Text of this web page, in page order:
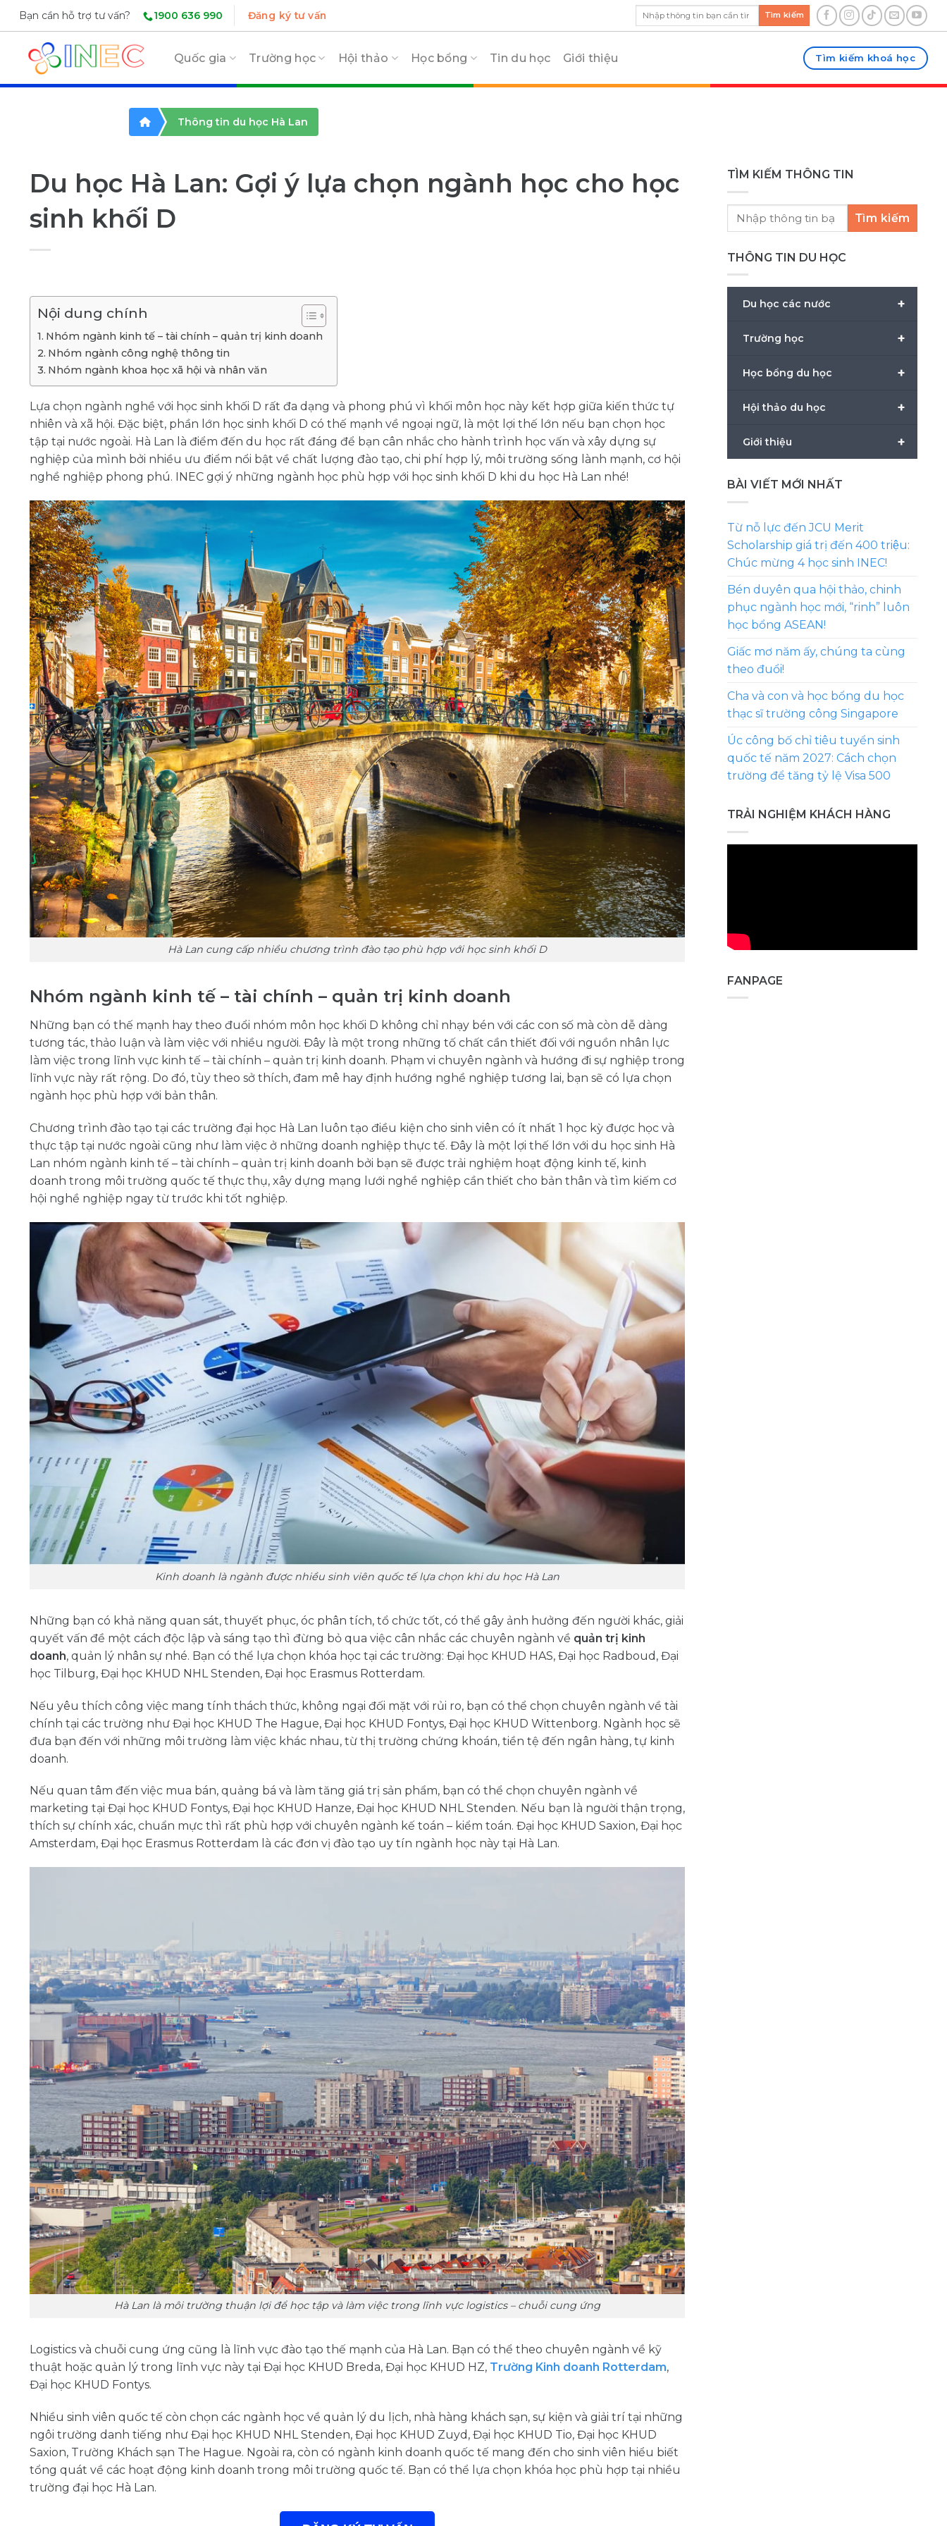
Skip
content
Bạn cần hỗ trợ tư vấn? 1900 636 990 Đăng ký tư vấn Tìm kiếm
Quốc gia Trường học Hội thảo Học bổng Tin du học Giới thiệu Tìm kiếm khoá học
Thông tin du học Hà Lan
Du học Hà Lan: Gợi ý lựa chọn ngành học cho học
sinh khối D
Nội dung chính
Nhóm ngành kinh tế – tài chính – quản trị kinh doanh
Nhóm ngành công nghệ thông tin
Nhóm ngành khoa học xã hội và nhân văn
Lựa chọn ngành nghề với học sinh khối D rất đa dạng và phong phú vì khối môn học này kết hợp giữa kiến thức tự
nhiên và xã hội. Đặc biệt, phần lớn học sinh khối D có thế mạnh về ngoại ngữ, là một lợi thế lớn nếu bạn chọn học
tập tại nước ngoài. Hà Lan là điểm đến du học rất đáng để bạn cân nhắc cho hành trình học vấn và xây dựng sự
nghiệp của mình bởi nhiều ưu điểm nổi bật về chất lượng đào tạo, chi phí hợp lý, môi trường sống lành mạnh, cơ hội
nghề nghiệp phong phú. INEC gợi ý những ngành học phù hợp với học sinh khối D khi du học Hà Lan nhé!
Hà Lan cung cấp nhiều chương trình đào tạo phù hợp với học sinh khối D
Nhóm ngành kinh tế – tài chính – quản trị kinh doanh
Những bạn có thế mạnh hay theo đuổi nhóm môn học khối D không chỉ nhạy bén với các con số mà còn dễ dàng
tương tác, thảo luận và làm việc với nhiều người. Đây là một trong những tố chất cần thiết đối với nguồn nhân lực
làm việc trong lĩnh vực kinh tế – tài chính – quản trị kinh doanh. Phạm vi chuyên ngành và hướng đi sự nghiệp trong
lĩnh vực này rất rộng. Do đó, tùy theo sở thích, đam mê hay định hướng nghề nghiệp tương lai, bạn sẽ có lựa chọn
ngành học phù hợp với bản thân.
Chương trình đào tạo tại các trường đại học Hà Lan luôn tạo điều kiện cho sinh viên có ít nhất 1 học kỳ được học và
thực tập tại nước ngoài cũng như làm việc ở những doanh nghiệp thực tế. Đây là một lợi thế lớn với du học sinh Hà
Lan nhóm ngành kinh tế – tài chính – quản trị kinh doanh bởi bạn sẽ được trải nghiệm hoạt động kinh tế, kinh
doanh trong môi trường quốc tế thực thụ, xây dựng mạng lưới nghề nghiệp cần thiết cho bản thân và tìm kiếm cơ
hội nghề nghiệp ngay từ trước khi tốt nghiệp.
Kinh doanh là ngành được nhiều sinh viên quốc tế lựa chọn khi du học Hà Lan
Những bạn có khả năng quan sát, thuyết phục, óc phân tích, tổ chức tốt, có thể gây ảnh hưởng đến người khác, giải
quyết vấn đề một cách độc lập và sáng tạo thì đừng bỏ qua việc cân nhắc các chuyên ngành về quản trị kinh
doanh, quản lý nhân sự nhé. Bạn có thể lựa chọn khóa học tại các trường: Đại học KHUD HAS, Đại học Radboud, Đại
học Tilburg, Đại học KHUD NHL Stenden, Đại học Erasmus Rotterdam.
Nếu yêu thích công việc mang tính thách thức, không ngại đối mặt với rủi ro, bạn có thể chọn chuyên ngành về tài
chính tại các trường như Đại học KHUD The Hague, Đại học KHUD Fontys, Đại học KHUD Wittenborg. Ngành học sẽ
đưa bạn đến với những môi trường làm việc khác nhau, từ thị trường chứng khoán, tiền tệ đến ngân hàng, tự kinh
doanh.
Nếu quan tâm đến việc mua bán, quảng bá và làm tăng giá trị sản phẩm, bạn có thể chọn chuyên ngành về
marketing tại Đại học KHUD Fontys, Đại học KHUD Hanze, Đại học KHUD NHL Stenden. Nếu bạn là người thận trọng,
thích sự chính xác, chuẩn mực thì rất phù hợp với chuyên ngành kế toán – kiểm toán. Đại học KHUD Saxion, Đại học
Amsterdam, Đại học Erasmus Rotterdam là các đơn vị đào tạo uy tín ngành học này tại Hà Lan.
Hà Lan là môi trường thuận lợi để học tập và làm việc trong lĩnh vực logistics – chuỗi cung ứng
Logistics và chuỗi cung ứng cũng là lĩnh vực đào tạo thế mạnh của Hà Lan. Bạn có thể theo chuyên ngành về kỹ
thuật hoặc quản lý trong lĩnh vực này tại Đại học KHUD Breda, Đại học KHUD HZ, Trường Kinh doanh Rotterdam,
Đại học KHUD Fontys.
Nhiều sinh viên quốc tế còn chọn các ngành học về quản lý du lịch, nhà hàng khách sạn, sự kiện và giải trí tại những
ngôi trường danh tiếng như Đại học KHUD NHL Stenden, Đại học KHUD Zuyd, Đại học KHUD Tio, Đại học KHUD
Saxion, Trường Khách sạn The Hague. Ngoài ra, còn có ngành kinh doanh quốc tế mang đến cho sinh viên hiểu biết
tổng quát về các hoạt động kinh doanh trong môi trường quốc tế. Bạn có thể lựa chọn khóa học phù hợp tại nhiều
trường đại học Hà Lan.
TÌM KIẾM THÔNG TIN
Tìm kiếm
THÔNG TIN DU HỌC
+
Du học các nước
+
Trường học
+
Học bổng du học
+
Hội thảo du học
+
Giới thiệu
BÀI VIẾT MỚI NHẤT
Từ nỗ lực đến JCU Merit
Scholarship giá trị đến 400 triệu:
Chúc mừng 4 học sinh INEC!
Bén duyên qua hội thảo, chinh
phục ngành học mới, “rinh” luôn
học bổng ASEAN!
Giấc mơ năm ấy, chúng ta cùng
theo đuổi!
Cha và con và học bổng du học
thạc sĩ trường công Singapore
Úc công bố chỉ tiêu tuyển sinh
quốc tế năm 2027: Cách chọn
trường để tăng tỷ lệ Visa 500
TRẢI NGHIỆM KHÁCH HÀNG
FANPAGE